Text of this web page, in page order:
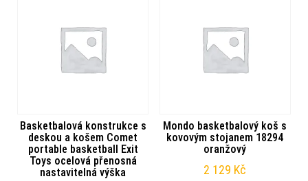
Basketbalová konstrukce s
deskou a košem Comet
portable basketball Exit
Toys ocelová přenosná
nastavitelná výška
Mondo basketbalový koš s
kovovým stojanem 18294
oranžový
2 129 Kč